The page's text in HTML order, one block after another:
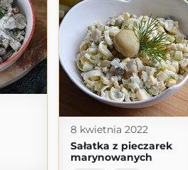
8 kwietnia 2022
Sałatka z pieczarek
marynowanych